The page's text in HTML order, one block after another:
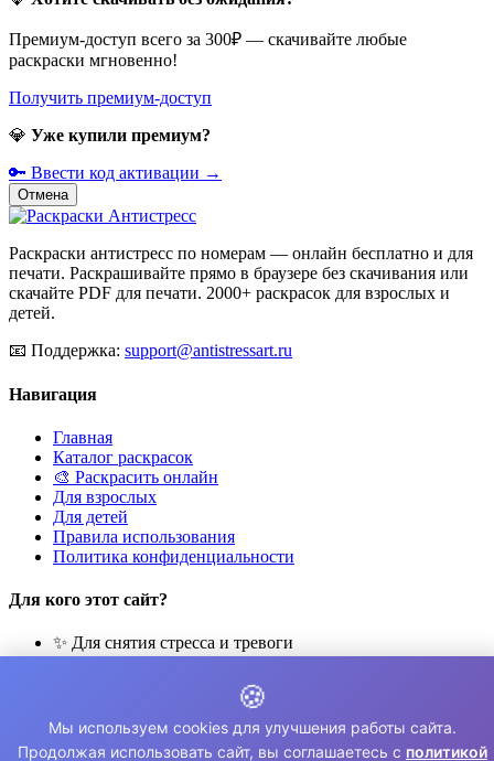
Премиум-доступ всего за 300₽ — скачивайте любые
раскраски мгновенно!
Получить премиум-доступ
💎 Уже купили премиум?
🔑 Ввести код активации →
Отмена
Раскраски антистресс по номерам — онлайн бесплатно и для
печати. Раскрашивайте прямо в браузере без скачивания или
скачайте PDF для печати. 2000+ раскрасок для взрослых и
детей.
📧 Поддержка: support@antistressart.ru
Навигация
Главная
Каталог раскрасок
🎨 Раскрасить онлайн
Для взрослых
Для детей
Правила использования
Политика конфиденциальности
Для кого этот сайт?
✨ Для снятия стресса и тревоги
🧘 Для медитации и расслабления
👨‍👩‍👧‍👦 Для семейного досуга
© 2026 Раскраски Антистресс. Все права защищены.
🍪
Мы используем cookies для улучшения работы сайта.
Продолжая использовать сайт, вы соглашаетесь с политикой